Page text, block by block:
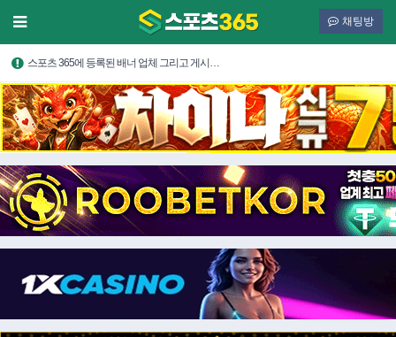
채팅방
스포츠 365에 등록된 배너 업체 그리고 게시…